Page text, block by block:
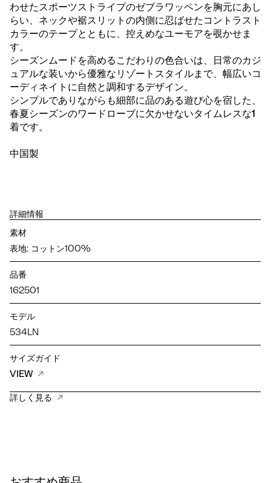
わせたスポーツストライプのゼブラワッペンを胸元にあし
らい、ネックや裾スリットの内側に忍ばせたコントラスト
カラーのテープとともに、控えめなユーモアを覗かせま
す。
シーズンムードを高めるこだわりの色合いは、日常のカジ
ュアルな装いから優雅なリゾートスタイルまで、幅広いコ
ーディネイトに自然と調和するデザイン。
シンプルでありながらも細部に品のある遊び心を宿した、
春夏シーズンのワードローブに欠かせないタイムレスな1
着です。
中国製
詳細情報
素材
表地: コットン100%
品番
162501
モデル
534LN
サイズガイド
VIEW
詳しく見る